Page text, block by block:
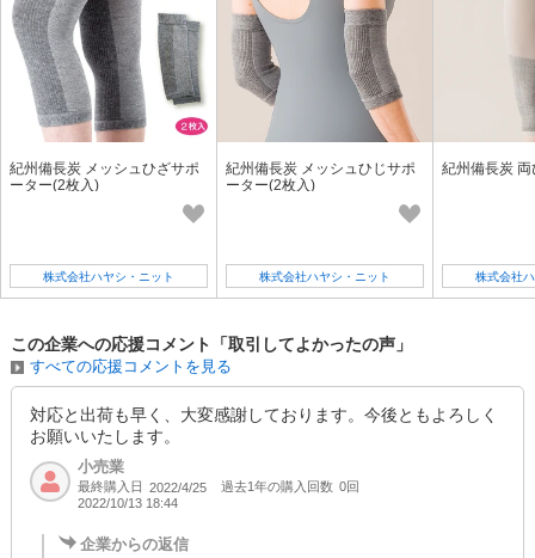
紀州備長炭 メッシュひざサポ
ーター(2枚入)
株式会社ハヤシ・ニット
紀州備長炭 メッシュひじサポ
ーター(2枚入)
株式会社ハヤシ・ニット
紀州備長炭
株式会社
この企業への応援コメント「取引してよかったの声」
すべての応援コメントを見る
対応と出荷も早く、大変感謝しております。今後ともよろしく
お願いいたします。
小売業
最終購入日 2022/4/25 過去1年の購入回数 0回
2022/10/13 18:44
企業からの返信